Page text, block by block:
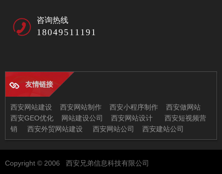
咨询热线
18049511191
地址：西安市未央区恒大都市广场11-2
友情链接
西安网站建设 西安网站制作 西安小程序制作
西安做网站
西安GEO优化
网站建设公司 西安网站设计
西安短视频营
销
西安外贸网站建设 西安网站公司 西安建站公司
Copyright © 2006 西安兄弟信息科技有限公司